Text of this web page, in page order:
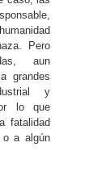
Pero
aun
grandes
y
lo que
fatalidad
o a algún